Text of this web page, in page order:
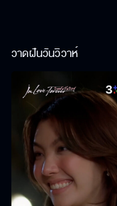
วาดฝันวันวิวาห์